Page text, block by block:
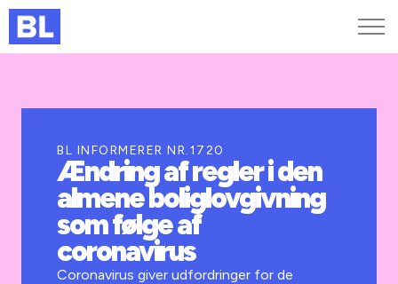
Kurser og arrangementer
Jobportalen
BL INFORMERER NR.1720
Ændring af regler i den
almene boliglovgivning
som følge af
coronavirus
Coronavirus giver udfordringer for de